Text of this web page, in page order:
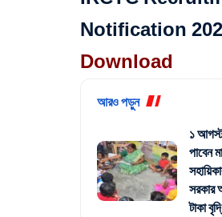
Notification
Download
আরও পড়ুন
১ আগস্ট
পাবেন
টাকা